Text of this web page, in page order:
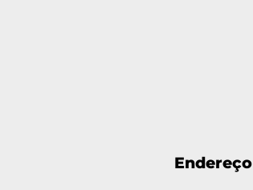
Endereço